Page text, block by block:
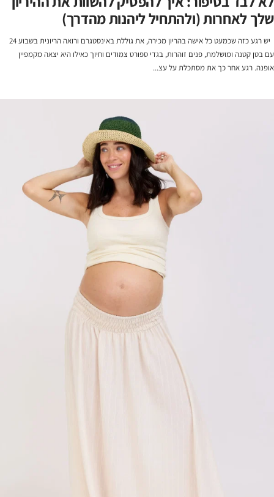
שלך לאחרות (ולהתחיל ליהנות מהדרך)
יש רגע כזה שכמעט כל אישה בהריון מכירה, את גוללת באינסטגרם ורואה הריונית בשבוע 24
עם בטן קטנה ומושלמת, פנים זוהרות, בגדי ספורט צמודים וחיוך כאילו היא יצאה מקמפיין
אופנה. רגע אחר כך את מסתכלת על עצ...